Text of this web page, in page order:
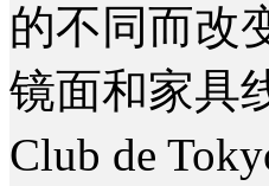
的不同而改
镜面和家具
Club de